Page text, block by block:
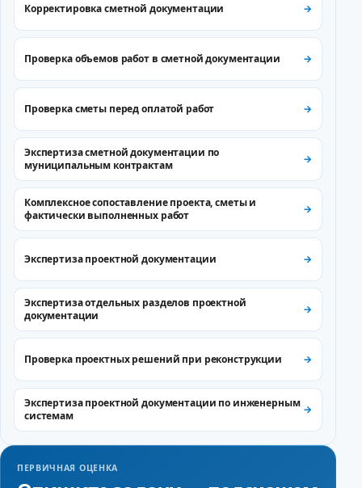
Корректировка сметной документации
Проверка объемов работ в сметной документации
Проверка сметы перед оплатой работ
Экспертиза сметной документации по
муниципальным контрактам
Комплексное сопоставление проекта, сметы и
фактически выполненных работ
Экспертиза проектной документации
Экспертиза отдельных разделов проектной
документации
Проверка проектных решений при реконструкции
Экспертиза проектной документации по инженерным
системам
ПЕРВИЧНАЯ ОЦЕНКА